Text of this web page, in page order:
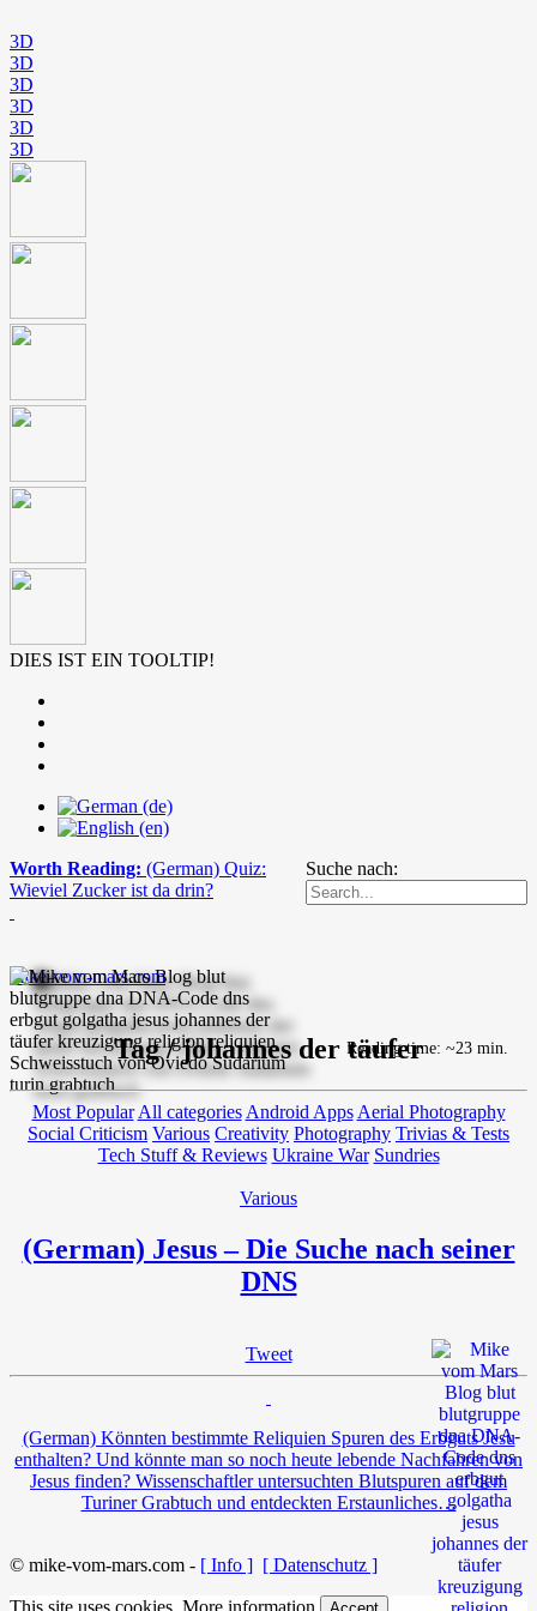
3D
3D
3D
3D
3D
3D
DIES IST EIN TOOLTIP!
Suche nach:
Worth Reading: (German) Quiz:
Wieviel Zucker ist da drin?
mike-vom-mars.com
Tag / johannes der täufer
Most Popular All categories Android Apps Aerial Photography
Social Criticism Various Creativity Photography Trivias & Tests
Tech Stuff & Reviews Ukraine War Sundries
Various
(German) Jesus – Die Suche nach seiner
DNS
Tweet
Reading time: ~23 min.
(German) Könnten bestimmte Reliquien Spuren des Erbguts Jesu
enthalten? Und könnte man so noch heute lebende Nachfahren von
Jesus finden? Wissenschaftler untersuchten Blutspuren auf dem
Turiner Grabtuch und entdeckten Erstaunliches…
© mike-vom-mars.com - [ Info ] [ Datenschutz ]
This site uses cookies. More information